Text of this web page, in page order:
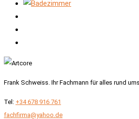
Frank Schweiss. Ihr Fachmann für alles rund
Tel: +34 678 916 761
fachfirma@yahoo.de